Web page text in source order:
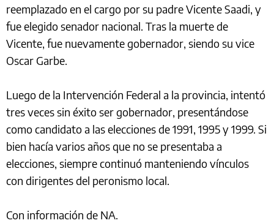
reemplazado en el cargo por su padre Vicente Saadi, y
fue elegido senador nacional. Tras la muerte de
Vicente, fue nuevamente gobernador, siendo su vice
Oscar Garbe.
Luego de la Intervención Federal a la provincia, intentó
tres veces sin éxito ser gobernador, presentándose
como candidato a las elecciones de 1991, 1995 y 1999. Si
bien hacía varios años que no se presentaba a
elecciones, siempre continuó manteniendo vínculos
con dirigentes del peronismo local.
Con información de NA.